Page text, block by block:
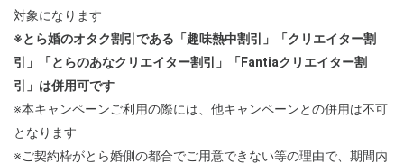
対象になります
※とら婚のオタク割引である「趣味熱中割引」「クリエイター割
引」「とらのあなクリエイター割引」「Fantiaクリエイター割
引」は併用可です
※本キャンペーンご利用の際には、他キャンペーンとの併用は不可
となります
※ご契約枠がとら婚側の都合でご用意できない等の理由で、期間内